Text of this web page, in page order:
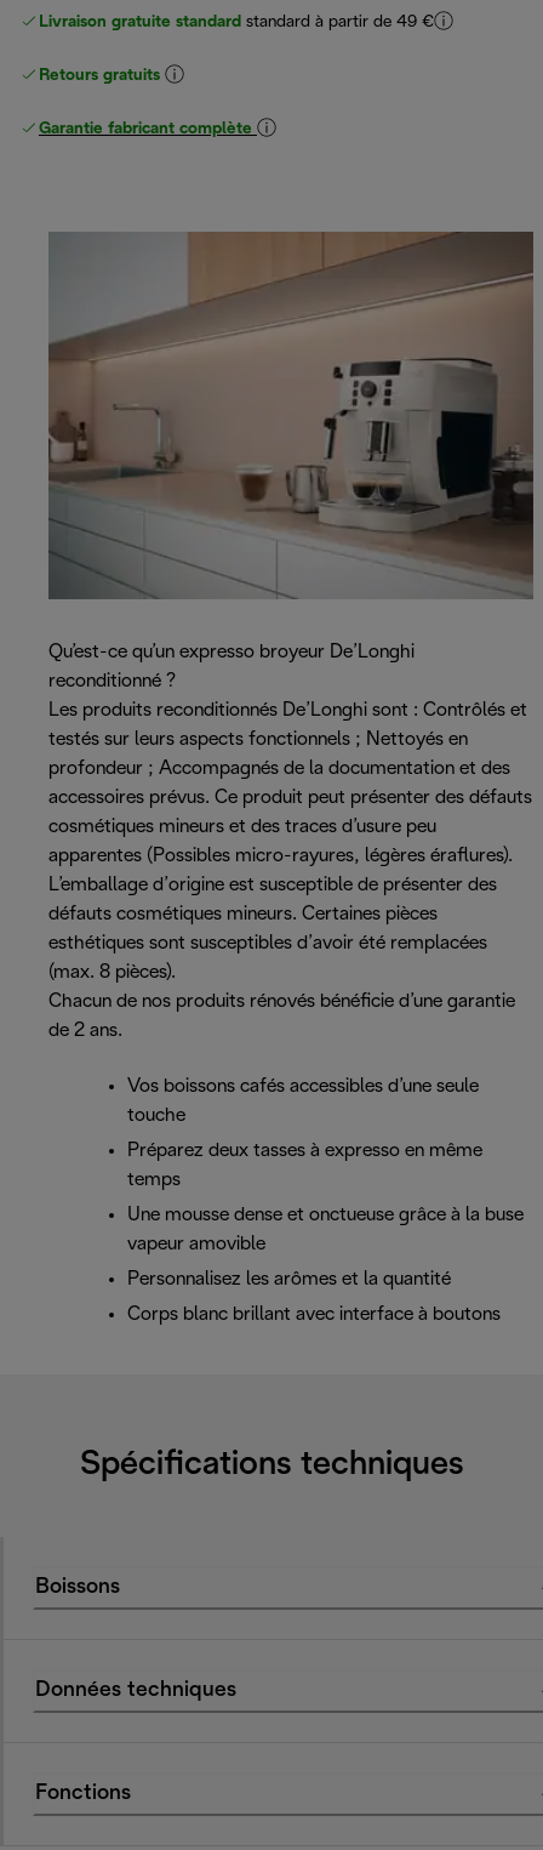
Livraison gratuite standard standard à partir de 49 €
Retours gratuits
Garantie fabricant complète
Qu’est-ce qu’un expresso broyeur De’Longhi
reconditionné ?
Les produits reconditionnés De’Longhi sont : Contrôlés et
testés sur leurs aspects fonctionnels ; Nettoyés en
profondeur ; Accompagnés de la documentation et des
accessoires prévus. Ce produit peut présenter des défauts
cosmétiques mineurs et des traces d’usure peu
apparentes (Possibles micro-rayures, légères éraflures).
L’emballage d’origine est susceptible de présenter des
défauts cosmétiques mineurs. Certaines pièces
esthétiques sont susceptibles d’avoir été remplacées
(max. 8 pièces).
Chacun de nos produits rénovés bénéficie d’une garantie
de 2 ans.
Vos boissons cafés accessibles d’une seule
touche
Préparez deux tasses à expresso en même
temps
Une mousse dense et onctueuse grâce à la buse
vapeur amovible
Personnalisez les arômes et la quantité
Corps blanc brillant avec interface à boutons
Spécifications techniques
Boissons
Données techniques
Fonctions